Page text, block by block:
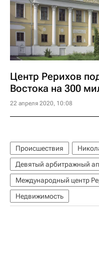
Центр Рерихов
Востока на 300
22 апреля 2020, 10:08
Происшествия
Девятый арбитражный
Международный центр
Недвижимость